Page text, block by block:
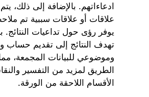
ادعاءاتهم. بالإضافة إلى ذلك،
علاقات أو علاقات سببية تم
يوفر رؤى حول تداعيات
تهدف النتائج إلى تقديم حساب
وموضوعي للبيانات المجمعة،
الطريق لمزيد من التفسير
الأقسام اللاحقة من الورقة.